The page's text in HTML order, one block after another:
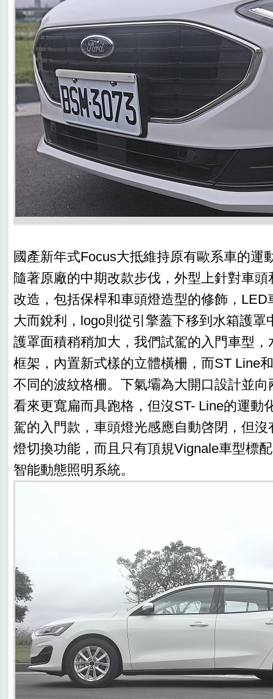
國產新年式Focus大抵維持原有歐系車的運
隨著原廠的中期改款步伐，外型上針對車
改造，包括保桿和車頭燈造型的修飾，LED
大而銳利，logo則從引擎蓋下移到水箱護罩
護罩面積稍稍加大，我們試駕的入門車型
框架，內置新式樣的立體橫柵，而ST Line
不同的波紋格柵。下氣壩為大開口設計並
看來更寬扁而具跑格，但沒ST- Line的運動
駕的入門款，車頭燈光感應自動啓閉，但
燈切換功能，而且只有頂規Vignale車型標
智能動態照明系統。